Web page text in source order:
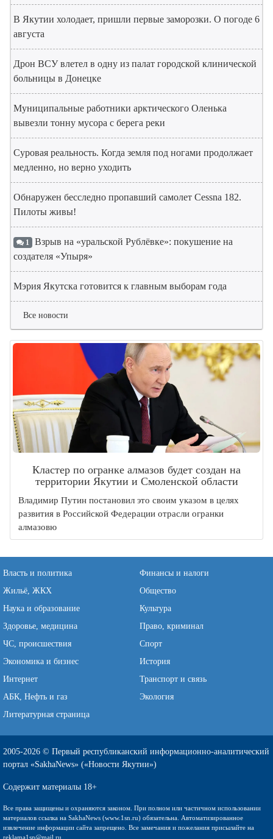
В Якутии холодает, пришли первые заморозки. О погоде 6
августа
Дрон ВСУ влетел в одну из палат городской клинической
больницы в Донецке
Муниципальные работники арктического Оленька
вывезли тонну мусора с берега реки
Суровая реальность. Когда земля под ногами продолжает
медленно, но верно уходить
Обнаружен бесследно пропавший самолет Cessna 182.
Пилоты живы!
1 Взрыв на «уральской Рублёвке»: покушение на
создателя «Упыря»
Мэрия Якутска готовится к главным выборам года
Все новости
Кластер по огранке алмазов будет создан на
территории Якутии и Смоленской области
Владимир Путин постановил это своим указом в целях
развития в Российской Федерации отрасли огранки
алмазовю
Власть и политика
Финансы и налоги
Жильё, ЖКХ
Общество
Наука и образование
Культура
Здоровье, медицина
Право, криминал
ЧС, происшествия
Спорт
Экономика и бизнес
История
Интернет
Транспорт и связь
АБК, Нефть и газ
Экология
Литературная страница
2005-2026 © Первый республиканский информационно-аналитический
портал «SakhaNews» («Новости Якутии»)
Содержит материалы 18+
Все права защищены и охраняются законом. При полном или частичном использовании
материалов ссылка на SakhaNews (www.1sn.ru) обязательна. Автоматизированное
извлечение информации сайта запрещено. Все замечания и пожелания присылайте на
reklama1sn@mail.ru